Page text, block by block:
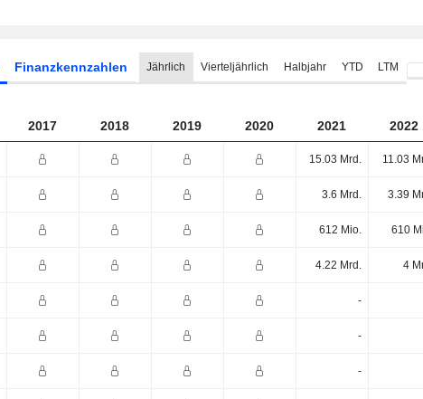
Finanzkennzahlen Jährlich Vierteljährlich Halbjahr YTD LTM
2017 2018 2019 2020 2021 2022
15.03 Mrd. 11.03
3.6 Mrd. 3.39
612 Mio. 610
4.22 Mrd. 4
-
-
-